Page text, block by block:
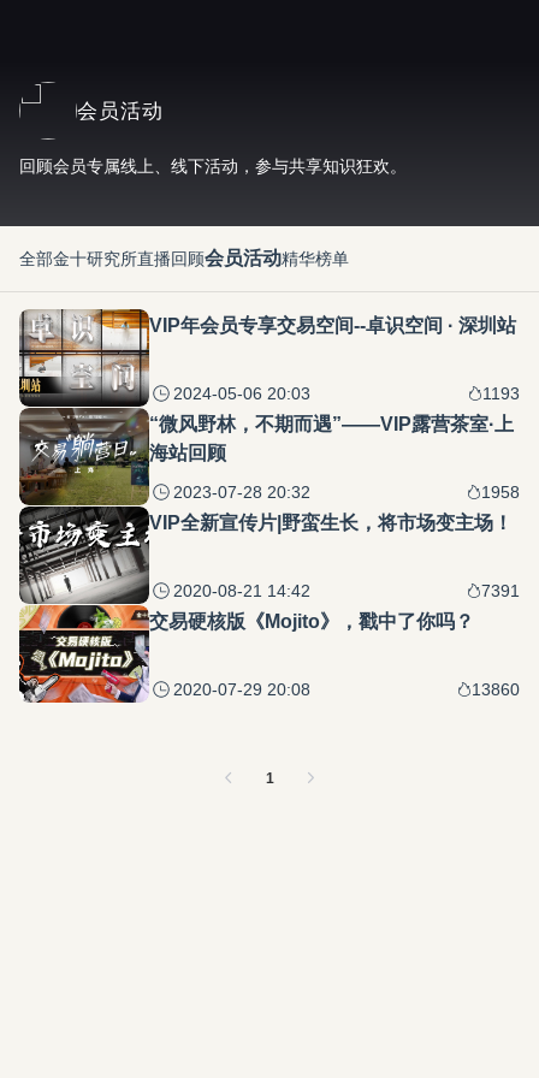
会员活动
回顾会员专属线上、线下活动，参与共享知识狂欢。
全部金十研究所直播回顾会员活动精华榜单
VIP年会员专享交易空间--卓识空间 · 深圳站
2024-05-06 20:03 1193
“微风野林，不期而遇”——VIP露营茶室·上
海站回顾
2023-07-28 20:32 1958
VIP全新宣传片|野蛮生长，将市场变主场！
2020-08-21 14:42 7391
交易硬核版《Mojito》，戳中了你吗？
2020-07-29 20:08 13860
1